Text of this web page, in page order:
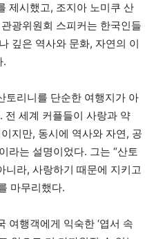
제시했고, 조지아 노미쿠 산
광위원회 스피커는 한국인들
깊은 역사와 문화, 자연의 이
.
토리니를 단순한 여행지가 아
전 세계 커플들이 사랑과 약
지만, 동시에 역사와 자연, 공
라는 설명이었다. 그는 “산토
니라, 사랑하기 때문에 지키고
마무리했다.
여행객에게 익숙한 ‘엽서 속